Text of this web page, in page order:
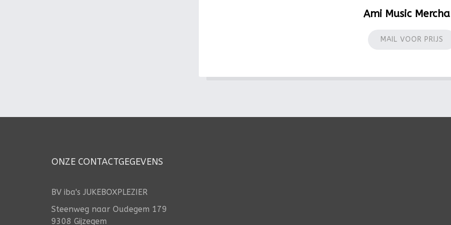
Ami Music
MAIL VOOR PRIJS
ONZE CONTACTGEGEVENS
BV iba's JUKEBOXPLEZIER
Steenweg naar Oudegem 179
9308 Gijzegem